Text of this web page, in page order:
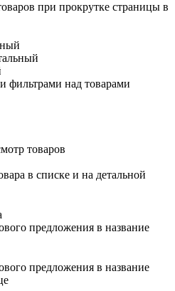
при прокрутке страницы в
фильтрами над товарами
товаров
в списке и на детальной
предложения в название
предложения в название